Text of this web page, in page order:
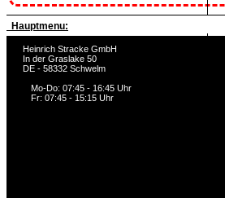
Hauptmenu:
Heinrich Stracke GmbH
In der Graslake 50
DE - 58332 Schwelm
Mo-Do: 07:45 - 16:45 Uhr
Fr: 07:45 - 15:15 Uhr